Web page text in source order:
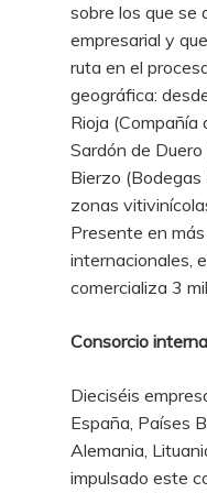
sobre los que se
empresarial y
ruta en el
geográfica:
Rioja (Compañía
Sardón de Duero
Bierzo
zonas
Presente en
internacionales,
comercializa 3
Consorcio
Dieciséis
España, Países
Alemania,
impulsado este